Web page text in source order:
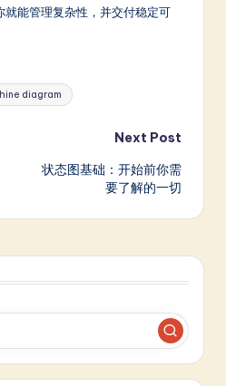
能管理复杂性，并交付稳定可
diagram
Next Post
状态图基础：开始前你需
要了解的一切